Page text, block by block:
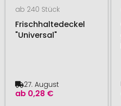
ab 240 Stück
Frischhaltedeckel
"Universal"
ab 0,28 €
27. August